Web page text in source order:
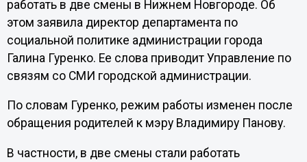
работать в две смены в Нижнем Новгороде. Об
этом заявила директор департамента по
социальной политике администрации города
Галина Гуренко. Ее слова приводит Управление по
связям со СМИ городской администрации.
По словам Гуренко, режим работы изменен после
обращения родителей к мэру Владимиру Панову.
В частности, в две смены стали работать